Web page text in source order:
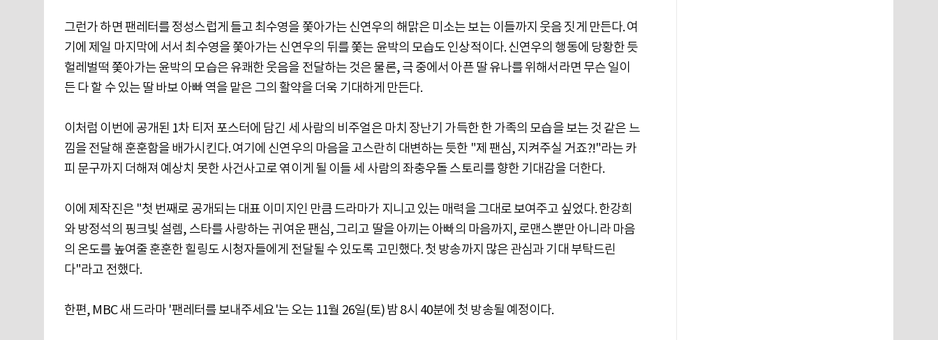
그런가 하면 팬레터를 정성스럽게 들고 최수영을 쫓아가는 신연우의 해맑은 미소는 보는 이들까지 웃음 짓게 만든다. 여
기에 제일 마지막에 서서 최수영을 쫓아가는 신연우의 뒤를 쫓는 윤박의 모습도 인상적이다. 신연우의 행동에 당황한 듯
헐레벌떡 쫓아가는 윤박의 모습은 유쾌한 웃음을 전달하는 것은 물론, 극 중에서 아픈 딸 유나를 위해서라면 무슨 일이
든 다 할 수 있는 딸 바보 아빠 역을 맡은 그의 활약을 더욱 기대하게 만든다.
이처럼 이번에 공개된 1차 티저 포스터에 담긴 세 사람의 비주얼은 마치 장난기 가득한 한 가족의 모습을 보는 것 같은 느
낌을 전달해 훈훈함을 배가시킨다. 여기에 신연우의 마음을 고스란히 대변하는 듯한 "제 팬심, 지켜주실 거죠?!"라는 카
피 문구까지 더해져 예상치 못한 사건사고로 엮이게 될 이들 세 사람의 좌충우돌 스토리를 향한 기대감을 더한다.
이에 제작진은 "첫 번째로 공개되는 대표 이미지인 만큼 드라마가 지니고 있는 매력을 그대로 보여주고 싶었다. 한강희
와 방정석의 핑크빛 설렘, 스타를 사랑하는 귀여운 팬심, 그리고 딸을 아끼는 아빠의 마음까지, 로맨스뿐만 아니라 마음
의 온도를 높여줄 훈훈한 힐링도 시청자들에게 전달될 수 있도록 고민했다. 첫 방송까지 많은 관심과 기대 부탁드린
다"라고 전했다.
한편, MBC 새 드라마 '팬레터를 보내주세요'는 오는 11월 26일(토) 밤 8시 40분에 첫 방송될 예정이다.